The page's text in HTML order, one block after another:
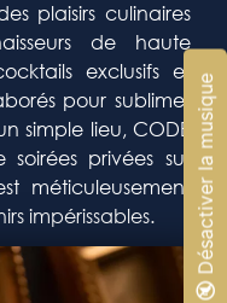
plaisirs culinaires
de haute
exclusifs et
pour sublimer
simple lieu, CODE
privées sur
méticuleusement
impérissables.
🔇 Désactiver la musique